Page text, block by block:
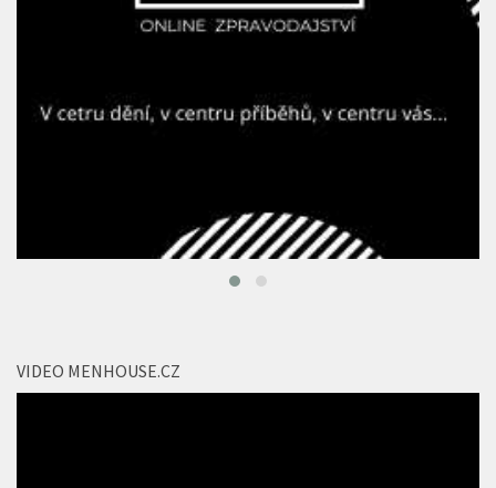
VIDEO MENHOUSE.CZ